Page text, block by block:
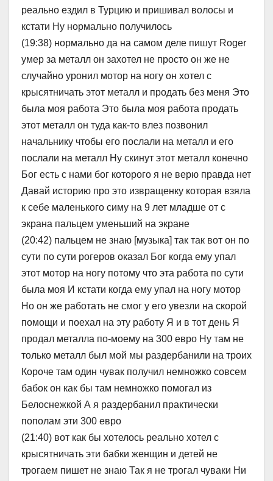
реально ездил в Турцию и пришивал волосы и
кстати Ну нормально получилось
(19:38) нормально да на самом деле пишут Roger
умер за металл он захотел не просто он же не
случайно уронил мотор на ногу он хотел с
крысятничать этот металл и продать без меня Это
была моя работа Это была моя работа продать
этот металл он туда как-то влез позвонил
начальнику чтобы его послали на металл и его
послали на металл Ну скинут этот металл конечно
Бог есть с нами бог которого я не верю правда нет
Давай историю про это извращенку которая взяла
к себе маленького симу на 9 лет младше от с
экрана пальцем уменьший на экране
(20:42) пальцем не знаю [музыка] так так вот он по
сути по сути рогеров оказал Бог когда ему упал
этот мотор на ногу потому что эта работа по сути
была моя И кстати когда ему упал на ногу мотор
Но он же работать не смог у его увезли на скорой
помощи и поехал на эту работу Я и в тот день Я
продал металла по-моему на 300 евро Ну там не
только металл был мой мы раздербанили на троих
Короче там один чувак получил немножко совсем
бабок он как бы там немножко помогал из
Белоснежкой А я раздербанил практически
пополам эти 300 евро
(21:40) вот как бы хотелось реально хотел с
крысятничать эти бабки женщин и детей не
трогаем пишет не знаю Так я не трогал чуваки Ни